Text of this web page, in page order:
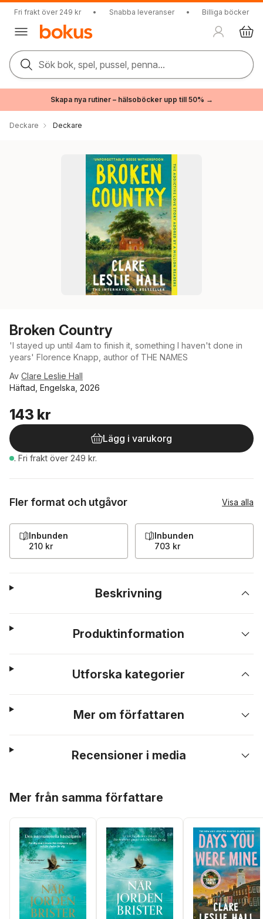
Fri frakt över 249 kr • Snabba leveranser • Billiga böcker
Sök bok, spel, pussel, penna...
Skapa nya rutiner – hälsoböcker upp till 50% →
Deckare Deckare
Broken Country
'I stayed up until 4am to finish it, something I haven't done in
years' Florence Knapp, author of THE NAMES
Av Clare Leslie Hall
Häftad, Engelska, 2026
143 kr
Lägg i varukorg
. Fri frakt över 249 kr.
Fler format och utgåvor Visa alla
Inbunden
210 kr
Inbunden
703 kr
Beskrivning
Produktinformation
Utforska kategorier
Mer om författaren
Recensioner i media
Mer från samma författare